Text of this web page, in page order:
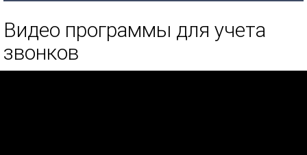
Видео программы для учета
звонков